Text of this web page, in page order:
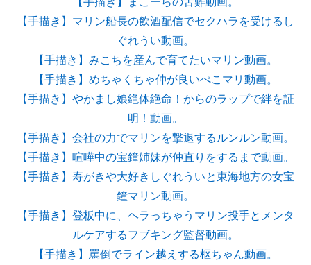
【手描き】マリン船長の飲酒配信でセクハラを受けるし
ぐれうい動画。
【手描き】みこちを産んで育てたいマリン動画。
【手描き】めちゃくちゃ仲が良いぺこマリ動画。
【手描き】やかまし娘絶体絶命！からのラップで絆を証
明！動画。
【手描き】会社の力でマリンを撃退するルンルン動画。
【手描き】喧嘩中の宝鐘姉妹が仲直りをするまで動画。
【手描き】寿がきや大好きしぐれういと東海地方の女宝
鐘マリン動画。
【手描き】登板中に、ヘラっちゃうマリン投手とメンタ
ルケアするフブキング監督動画。
【手描き】罵倒でライン越えする枢ちゃん動画。